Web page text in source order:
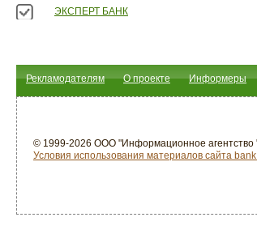
ЭКСПЕРТ БАНК
Рекламодателям О проекте Информеры
© 1999-2026 ООО "Информационное агентство
Условия использования материалов сайта